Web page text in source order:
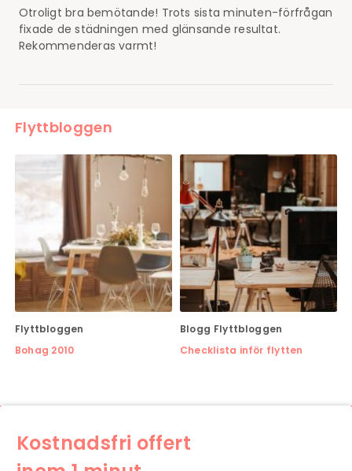
Otroligt bra bemötande! Trots sista minuten-förfrågan
fixade de städningen med glänsande resultat.
Rekommenderas varmt!
Flyttbloggen
Flyttbloggen
Bohag 2010
Blogg Flyttbloggen
Checklista inför flytten
Kostnadsfri offert